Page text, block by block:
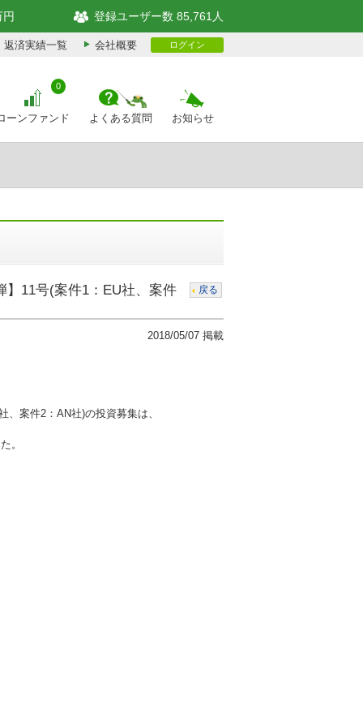
円 登録ユーザー数 85,761人
返済実績一覧 会社概要 ログイン
ーンファンド
0
よくある質問 お知らせ
】11号(案件1：EU社、案件 戻る
2018/05/07 掲載
、案件2：AN社)の投資募集は、
。